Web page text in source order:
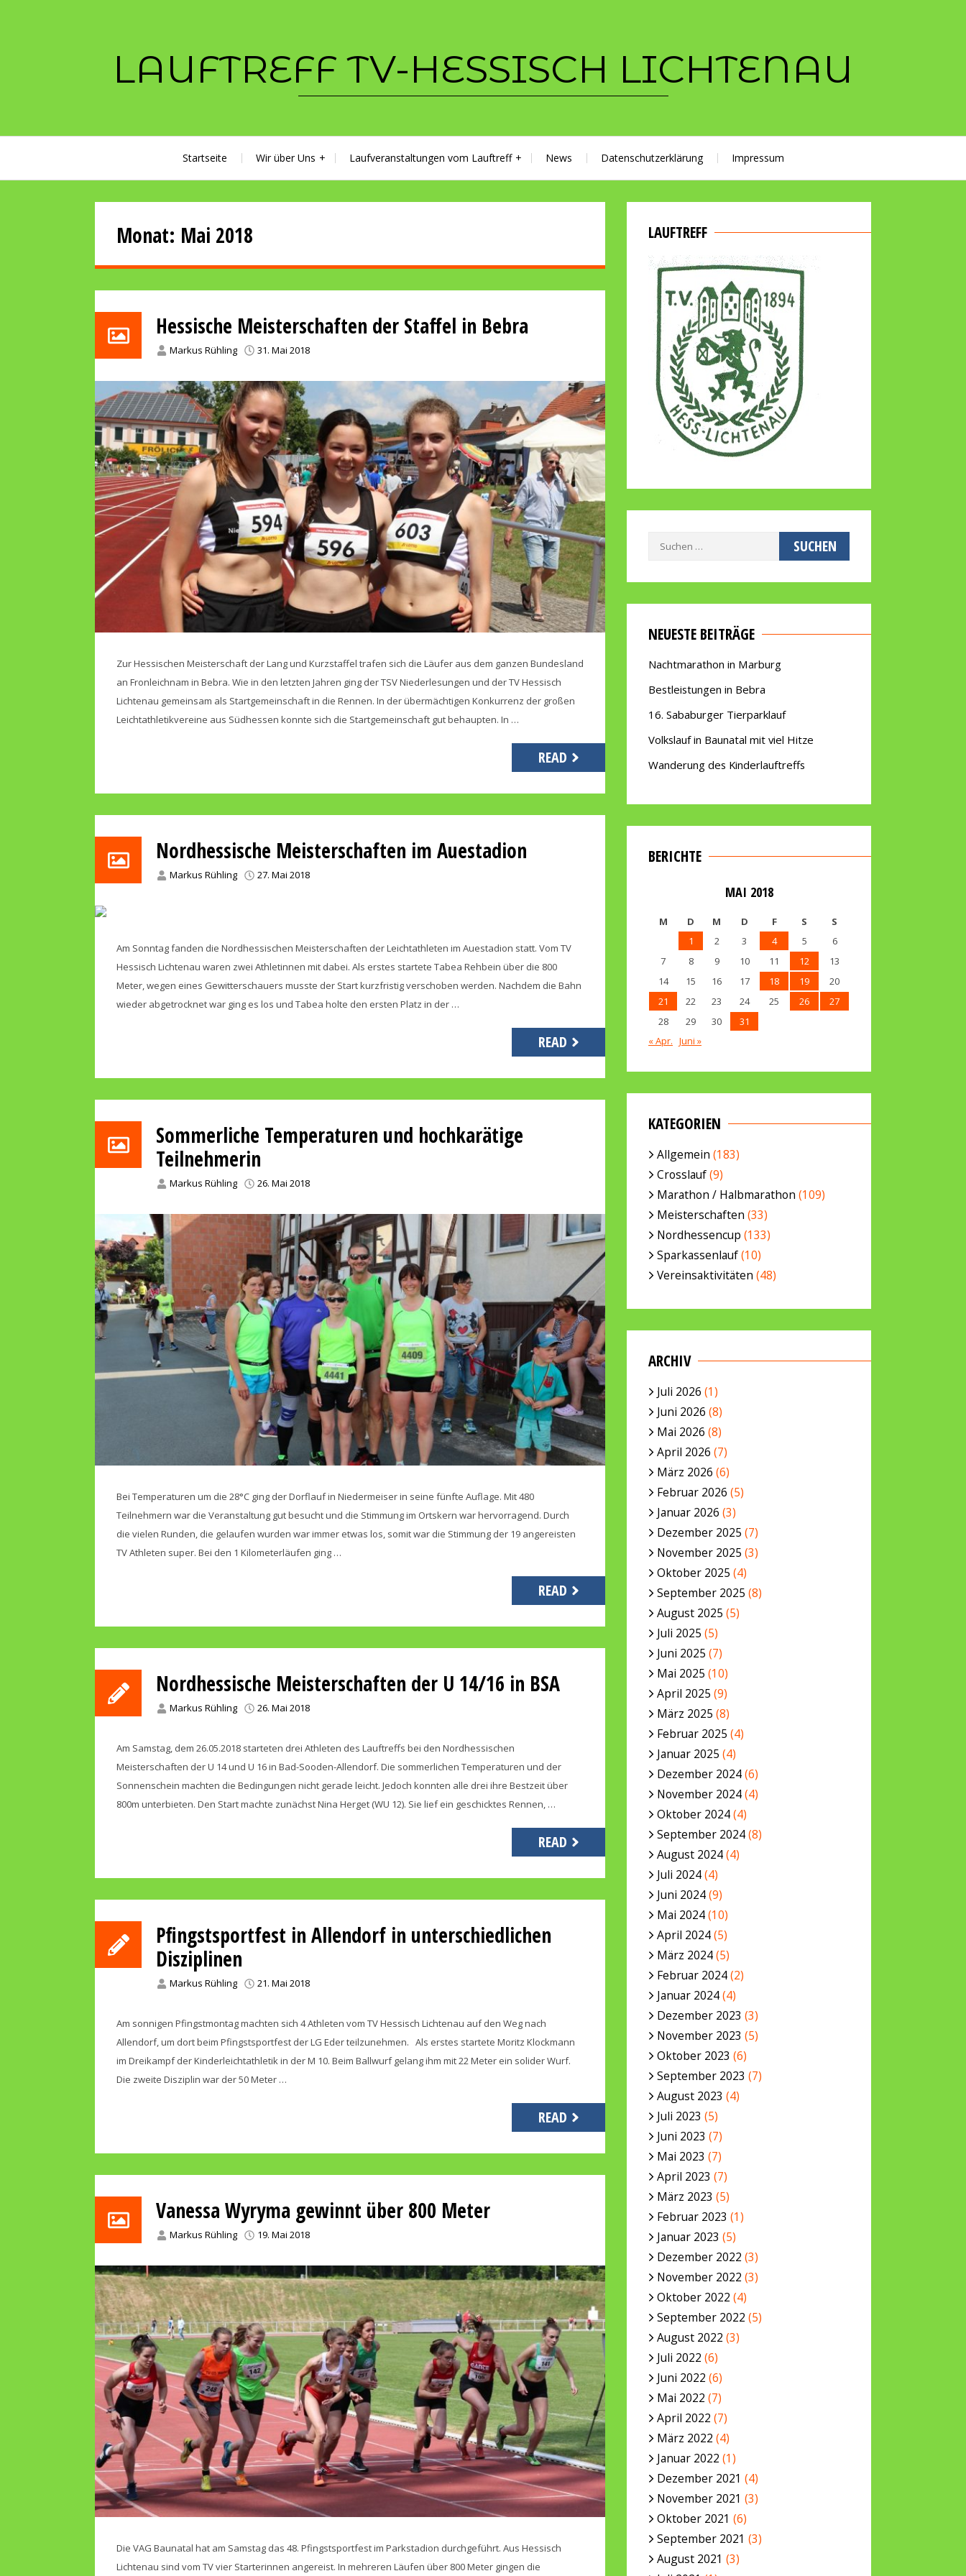
LAUFTREFF TV-HESSISCH LICHTENAU
Startseite Wir über Uns Laufveranstaltungen vom Lauftreff News Datenschutzerklärung Impressum
Monat: Mai 2018
Hessische Meisterschaften der Staffel in Bebra
Markus Rühling 31. Mai 2018
Zur Hessischen Meisterschaft der Lang und Kurzstaffel trafen sich die Läufer aus dem ganzen Bundesland
an Fronleichnam in Bebra. Wie in den letzten Jahren ging der TSV Niederlesungen und der TV Hessisch
Lichtenau gemeinsam als Startgemeinschaft in die Rennen. In der übermächtigen Konkurrenz der großen
Leichtathletikvereine aus Südhessen konnte sich die Startgemeinschaft gut behaupten. In …
READ
Nordhessische Meisterschaften im Auestadion
Markus Rühling 27. Mai 2018
Am Sonntag fanden die Nordhessischen Meisterschaften der Leichtathleten im Auestadion statt. Vom TV
Hessisch Lichtenau waren zwei Athletinnen mit dabei. Als erstes startete Tabea Rehbein über die 800
Meter, wegen eines Gewitterschauers musste der Start kurzfristig verschoben werden. Nachdem die Bahn
wieder abgetrocknet war ging es los und Tabea holte den ersten Platz in der …
READ
Sommerliche Temperaturen und hochkarätige
Teilnehmerin
Markus Rühling 26. Mai 2018
Bei Temperaturen um die 28°C ging der Dorflauf in Niedermeiser in seine fünfte Auflage. Mit 480
Teilnehmern war die Veranstaltung gut besucht und die Stimmung im Ortskern war hervorragend. Durch
die vielen Runden, die gelaufen wurden war immer etwas los, somit war die Stimmung der 19 angereisten
TV Athleten super. Bei den 1 Kilometerläufen ging …
READ
Nordhessische Meisterschaften der U 14/16 in BSA
Markus Rühling 26. Mai 2018
Am Samstag, dem 26.05.2018 starteten drei Athleten des Lauftreffs bei den Nordhessischen
Meisterschaften der U 14 und U 16 in Bad-Sooden-Allendorf. Die sommerlichen Temperaturen und der
Sonnenschein machten die Bedingungen nicht gerade leicht. Jedoch konnten alle drei ihre Bestzeit über
800m unterbieten. Den Start machte zunächst Nina Herget (WU 12). Sie lief ein geschicktes Rennen, …
READ
Pfingstsportfest in Allendorf in unterschiedlichen
Disziplinen
Markus Rühling 21. Mai 2018
Am sonnigen Pfingstmontag machten sich 4 Athleten vom TV Hessisch Lichtenau auf den Weg nach
Allendorf, um dort beim Pfingstsportfest der LG Eder teilzunehmen. Als erstes startete Moritz Klockmann
im Dreikampf der Kinderleichtathletik in der M 10. Beim Ballwurf gelang ihm mit 22 Meter ein solider Wurf.
Die zweite Disziplin war der 50 Meter …
READ
Vanessa Wyryma gewinnt über 800 Meter
Markus Rühling 19. Mai 2018
Die VAG Baunatal hat am Samstag das 48. Pfingstsportfest im Parkstadion durchgeführt. Aus Hessisch
Lichtenau sind vom TV vier Starterinnen angereist. In mehreren Läufen über 800 Meter gingen die
LAUFTREFF
Suchen
NEUESTE BEITRÄGE
Nachtmarathon in Marburg
Bestleistungen in Bebra
16. Sababurger Tierparklauf
Volkslauf in Baunatal mit viel Hitze
Wanderung des Kinderlauftreffs
BERICHTE
MAI 2018
M D M D F S
S
1
2 3 4 5
6
7
8 9 10 11 12
13
14
15 16 17 18 19
20
21
22 23 24 25 26
27
28
29 30
31
« Apr. Juni »
KATEGORIEN
Allgemein (183)
Crosslauf(9)
Marathon / Halbmarathon (109)
Meisterschaften (33)
Nordhessencup (133)
Sparkassenlauf(10)
Vereinsaktivitäten (48)
ARCHIV
Juli 2026 (1)
Juni 2026 (8)
Mai 2026 (8)
April 2026 (7)
März 2026 (6)
Februar 2026 (5)
Januar 2026 (3)
Dezember 2025 (7)
November 2025 (3)
Oktober 2025 (4)
September 2025 (8)
August 2025 (5)
Juli 2025 (5)
Juni 2025 (7)
Mai 2025 (10)
April 2025 (9)
März 2025 (8)
Februar 2025 (4)
Januar 2025 (4)
Dezember 2024(6)
November 2024(4)
Oktober 2024(4)
September 2024(8)
August 2024(4)
Juli 2024(4)
Juni 2024(9)
Mai 2024(10)
April 2024(5)
März 2024(5)
Februar 2024(2)
Januar 2024(4)
Dezember 2023 (3)
November 2023 (5)
Oktober 2023 (6)
September 2023 (7)
August 2023 (4)
Juli 2023 (5)
Juni 2023 (7)
Mai 2023 (7)
April 2023 (7)
März 2023 (5)
Februar 2023 (1)
Januar 2023 (5)
Dezember 2022 (3)
November 2022 (3)
Oktober 2022 (4)
September 2022 (5)
August 2022 (3)
Juli 2022 (6)
Juni 2022 (6)
Mai 2022 (7)
April 2022 (7)
März 2022 (4)
Januar 2022 (1)
Dezember 2021 (4)
November 2021 (3)
Oktober 2021 (6)
September 2021 (3)
August 2021 (3)